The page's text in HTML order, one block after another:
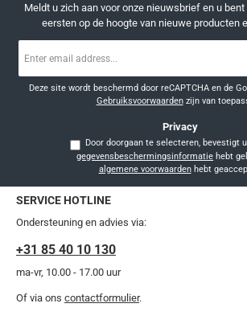
Meldt u zich aan voor onze nieuwsbrief en u
eersten op de hoogte van nieuwe producten
mailadres
Deze site wordt beschermd door reCAPTCHA en de
Gebruiksvoorwaardenzijn van
Privacy
gegevensbeschermingsinformatie
algemene voorwaardenhebt
SERVICE HOTLINE
Ondersteuning en advies via:
+31 85 40 10 130
ma-vr, 10.00 - 17.00 uur
Of via ons contactformulier.